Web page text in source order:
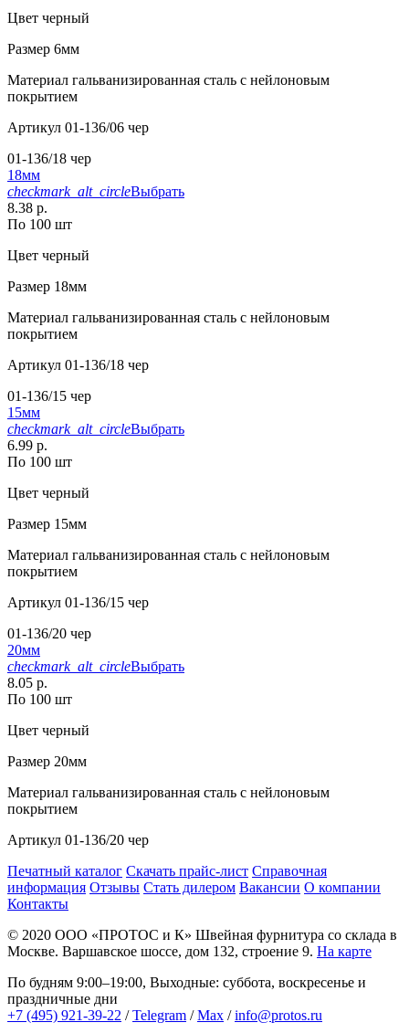
Цвет черный
Размер 6мм
Материал гальванизированная сталь с нейлоновым
покрытием
Артикул 01-136/06 чер
01-136/18 чер
18мм
checkmark_alt_circleВыбрать
8.38 р.
По 100 шт
Цвет черный
Размер 18мм
Материал гальванизированная сталь с нейлоновым
покрытием
Артикул 01-136/18 чер
01-136/15 чер
15мм
checkmark_alt_circleВыбрать
6.99 р.
По 100 шт
Цвет черный
Размер 15мм
Материал гальванизированная сталь с нейлоновым
покрытием
Артикул 01-136/15 чер
01-136/20 чер
20мм
checkmark_alt_circleВыбрать
8.05 р.
По 100 шт
Цвет черный
Размер 20мм
Материал гальванизированная сталь с нейлоновым
покрытием
Артикул 01-136/20 чер
Печатный каталог Скачать прайс-лист Справочная
информация Отзывы Стать дилером Вакансии О компании
Контакты
© 2020 ООО «ПРОТОС и К» Швейная фурнитура со склада в
Москве. Варшавское шоссе, дом 132, строение 9. На карте
По будням 9:00–19:00, Выходные: суббота, воскресенье и
праздничные дни
+7 (495) 921-39-22 /Telegram /Max /info@protos.ru